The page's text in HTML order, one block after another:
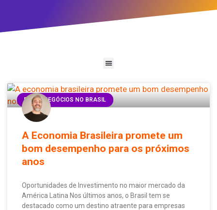
FAZER NEGÓCIOS NO BRASIL
A Economia Brasileira promete um
bom desempenho para os próximos
anos
Oportunidades de Investimento no maior mercado da
América Latina Nos últimos anos, o Brasil tem se
destacado como um destino atraente para empresas